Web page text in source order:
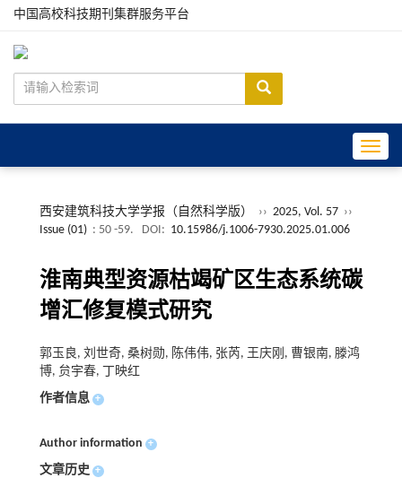
中国高校科技期刊集群服务平台
西安建筑科技大学学报（自然科学版） ›› 2025, Vol. 57 ››
Issue (01) : 50 -59. DOI: 10.15986/j.1006-7930.2025.01.006
淮南典型资源枯竭矿区生态系统碳
增汇修复模式研究
郭玉良, 刘世奇, 桑树勋, 陈伟伟, 张芮, 王庆刚, 曹银南, 滕鸿
博, 贠宇春, 丁映红
作者信息 +
Author information +
文章历史 +